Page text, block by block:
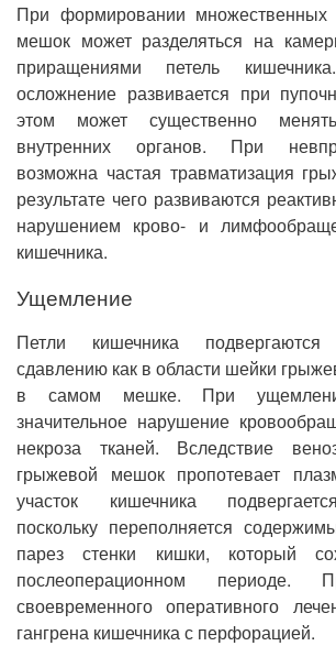
При формировании множественных
мешок может разделяться на
приращениями петель
осложнение развивается при
этом может существенно
внутренних органов. При
возможна частая травматизация
результате чего развиваются
нарушением крово- и
кишечника.
Ущемление
Петли кишечника подвергаются
сдавлению как в области шейки
в самом мешке. При
значительное нарушение
некроза тканей. Вследствие
грыжевой мешок пропотевает
участок кишечника
поскольку переполняется
парез стенки кишки, который
послеоперационном периоде.
своевременного оперативного
гангрена кишечника с перфорацией.